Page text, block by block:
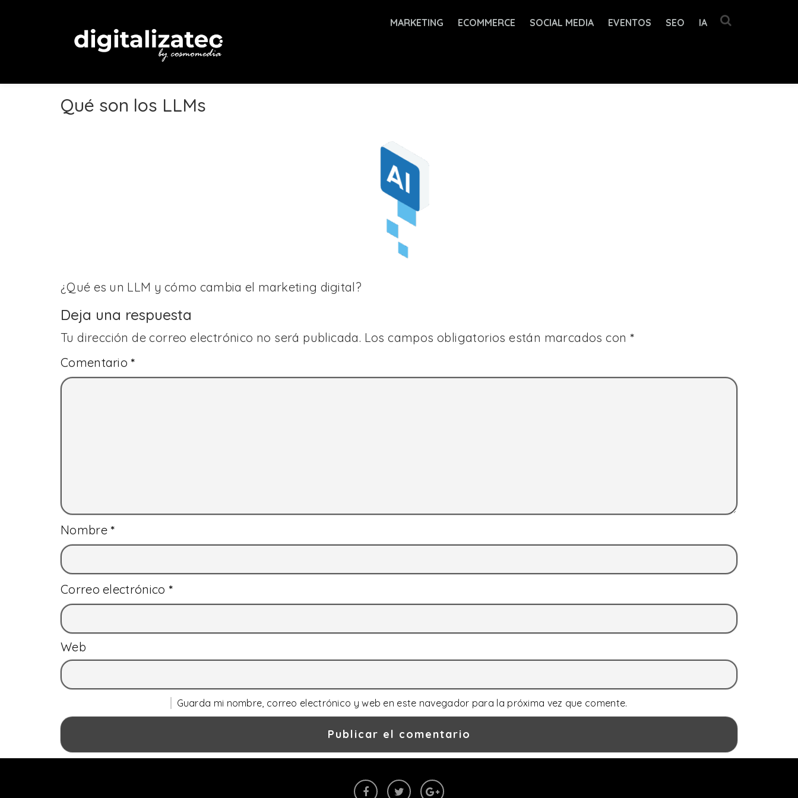
MARKETING ECOMMERCE SOCIAL MEDIA EVENTOS SEO IA
Qué son los LLMs
¿Qué es un LLM y cómo cambia el marketing digital?
Deja una respuesta
Tu dirección de correo electrónico no será publicada. Los campos obligatorios están marcados con *
Comentario*
Nombre*
Correo electrónico *
Web
Guarda mi nombre, correo electrónico y web en este navegador para la próxima vez que comente.